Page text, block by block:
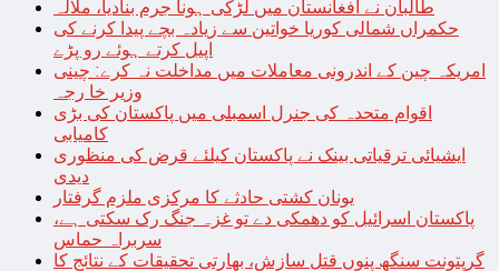
طالبان نے افغانستان میں لڑکی ہونا جرم بنادیا، ملالہ
حکمراں شمالی کوریا خواتین سے زیادہ بچے پیدا کرنے کی
اپیل کرتے ہوئے رو پڑے
امریکہ چین کے اندرونی معاملات میں مداخلت نہ کرے: چینی
وزیر خا رجہ
اقوام متحدہ کی جنرل اسمبلی میں پاکستان کی بڑی
کامیابی
ایشیائی ترقیاتی بینک نے پاکستان کیلئے قرض کی منظوری
دیدی
یونان کشتی حادثے کا مرکزی ملزم گرفتار
پاکستان اسرائیل کو دھمکی دے تو غزہ جنگ رک سکتی ہے،
سربراہ حماس
گرپتونت سنگھ پنوں قتل سازش، بھارتی تحقیقات کے نتائج کا